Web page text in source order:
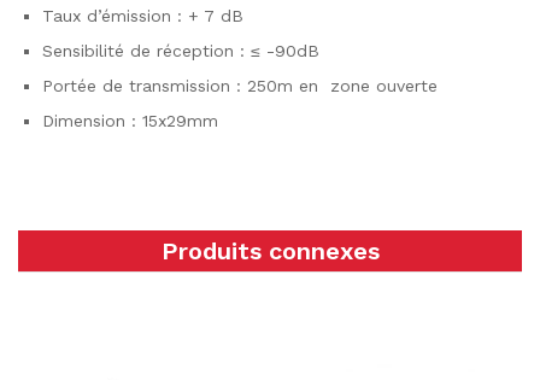
Taux d’émission : + 7 dB
Sensibilité de réception : ≤ -90dB
Portée de transmission : 250m en zone ouverte
Dimension : 15x29mm
Produits connexes